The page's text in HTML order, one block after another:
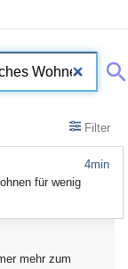
Filter
4min
für wenig
mehr zum